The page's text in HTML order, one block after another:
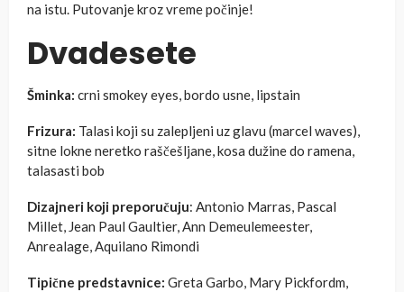
na istu. Putovanje kroz vreme počinje!
Dvadesete
Šminka: crni smokey eyes, bordo usne, lipstain
Frizura: Talasi koji su zalepljeni uz glavu (marcel waves),
sitne lokne neretko raščešljane, kosa dužine do ramena,
talasasti bob
Dizajneri koji preporučuju: Antonio Marras, Pascal
Millet, Jean Paul Gaultier, Ann Demeulemeester,
Anrealage, Aquilano Rimondi
Tipične predstavnice: Greta Garbo, Mary Pickfordm,